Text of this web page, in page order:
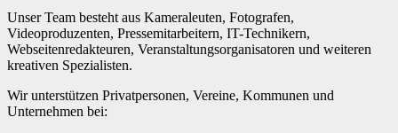
Unser Team besteht aus Kameraleuten, Fotografen,
Videoproduzenten, Pressemitarbeitern, IT-Technikern,
Webseitenredakteuren, Veranstaltungsorganisatoren und weiteren
kreativen Spezialisten.
Wir unterstützen Privatpersonen, Vereine, Kommunen und
Unternehmen bei: